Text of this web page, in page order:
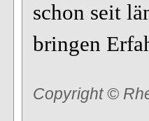
schon seit
bringen
Copyright ©